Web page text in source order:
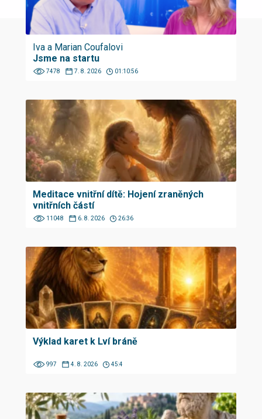
Iva a Marian Coufalovi
Jsme na startu
7478 7. 8. 2026 01:10:56
Meditace vnitřní dítě: Hojení zraněných
vnitřních částí
11048 6. 8. 2026 26:36
Výklad karet k Lví bráně
997 4. 8. 2026 45:4